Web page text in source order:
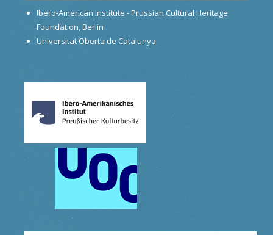
Ibero-American Institute - Prussian Cultural Heritage
Foundation, Berlin
Universitat Oberta de Catalunya